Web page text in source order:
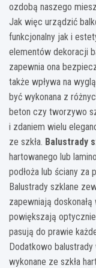
ozdobą naszego
Jak więc urządzić
funkcjonalny jak i
elementów dekoracji
zapewnia ona
także wpływa na
być wykonana z
beton czy tworzywo
i zdaniem wielu
ze szkła. Balustrady
hartowanego lub
podłoża lub ściany za
Balustrady szklane
zapewniają
powiększają
pasują do prawie
Dodatkowo balustrady
wykonane ze szkła